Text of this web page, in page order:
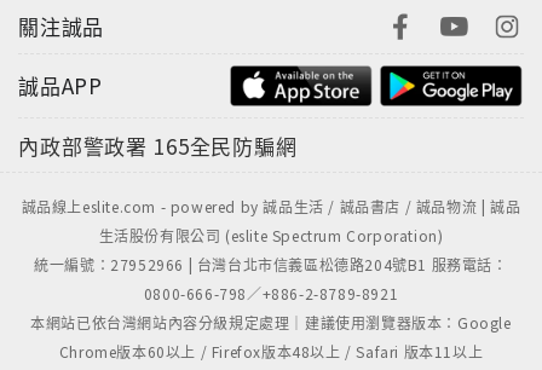
關注誠品
誠品APP
內政部警政署 165全民防騙網
誠品線上eslite.com - powered by 誠品生活 / 誠品書店 / 誠品物流 | 誠品
生活股份有限公司 (eslite Spectrum Corporation)
統一編號：27952966 | 台灣台北市信義區松德路204號B1 服務電話：
0800-666-798／+886-2-8789-8921
本網站已依台灣網站內容分級規定處理｜建議使用瀏覽器版本：Google
Chrome版本60以上 / Firefox版本48以上 / Safari 版本11以上